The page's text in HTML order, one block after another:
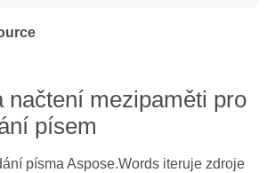
načtení mezipaměti pro
písem
písma Aspose.Words iteruje zdroje